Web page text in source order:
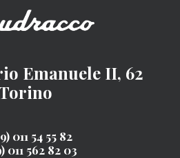
Emanuele II, 62
011 54 55 82
011 562 82 03